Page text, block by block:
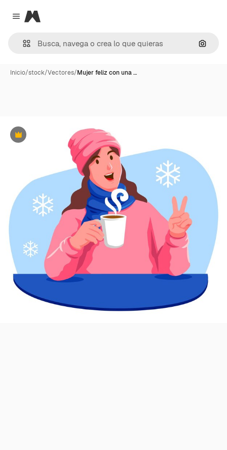
Close menu
Magnific
Inicio/stock/Vectores/Mujer feliz con una …
Premium